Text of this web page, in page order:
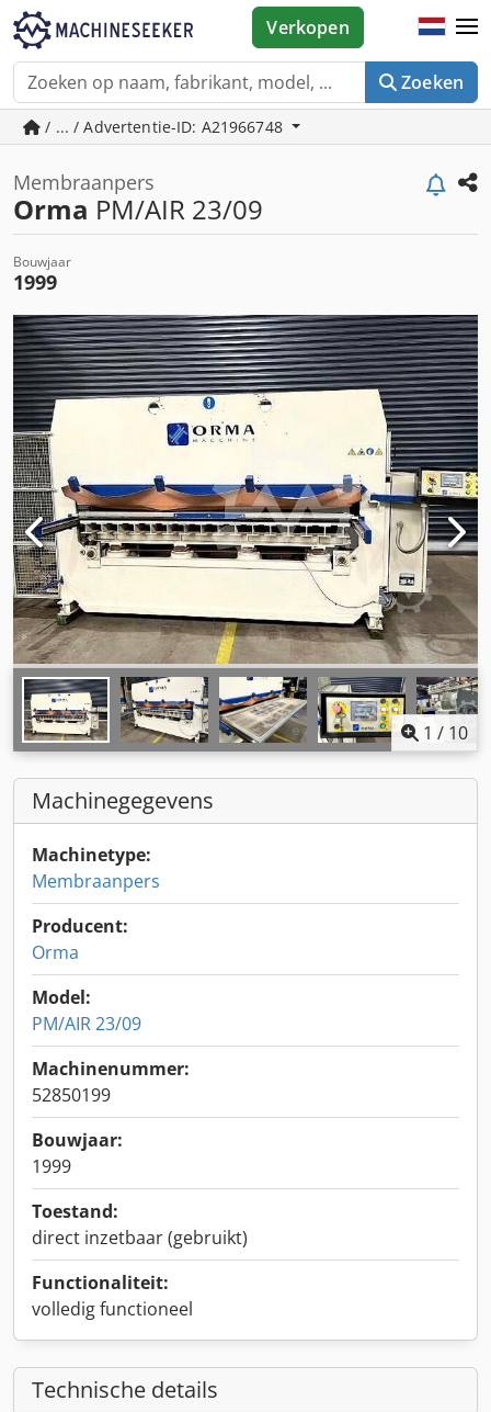
Zoeken
Verkopen
/ ... / Advertentie-ID: A21966748
Membraanpers
Orma PM/AIR 23/09
Bouwjaar
1999
1 / 10
Machinegegevens
Machinetype:
Membraanpers
Producent:
Orma
Model:
PM/AIR 23/09
Machinenummer:
52850199
Bouwjaar:
1999
Toestand:
direct inzetbaar (gebruikt)
Functionaliteit:
volledig functioneel
Technische details